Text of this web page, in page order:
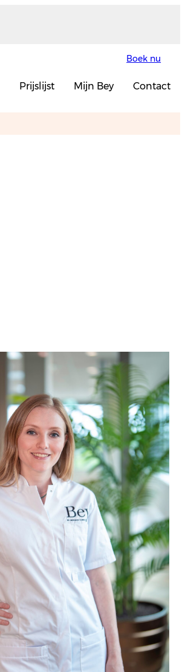
Boek nu
Prijslijst Mijn Bey Contact